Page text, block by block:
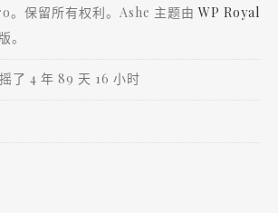
保留所有权利。Ashe 主题由 WP Royal
。
了 4 年 89 天 16 小时